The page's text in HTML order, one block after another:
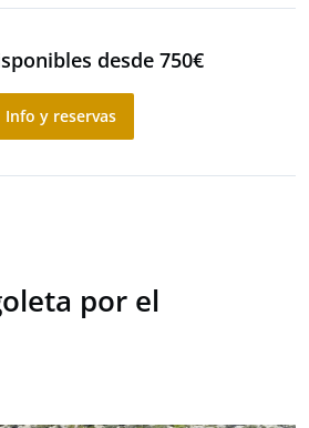
desde 750€
Info y reservas
por el